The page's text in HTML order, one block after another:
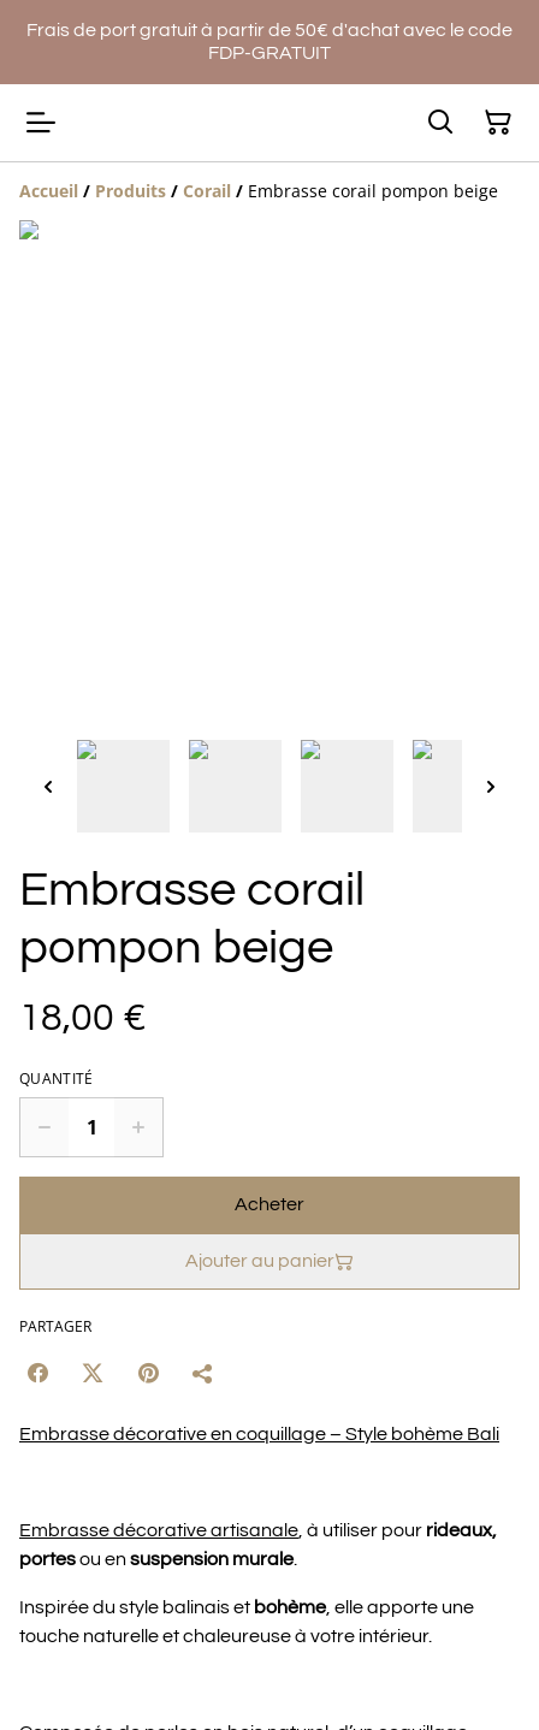
Frais de port gratuit à partir de 50€ d'achat avec le code
FDP-GRATUIT
Accueil / Produits / Corail / Embrasse corail pompon beige
Embrasse corail
pompon beige
18,00 €
QUANTITÉ
Acheter
Ajouter au panier
PARTAGER
Embrasse décorative en coquillage – Style bohème Bali
Embrasse décorative artisanale , à utiliser pour rideaux,
portesou ensuspension murale.
Inspirée du style balinais et bohème, elle apporte une
touche naturelle et chaleureuse à votre intérieur.